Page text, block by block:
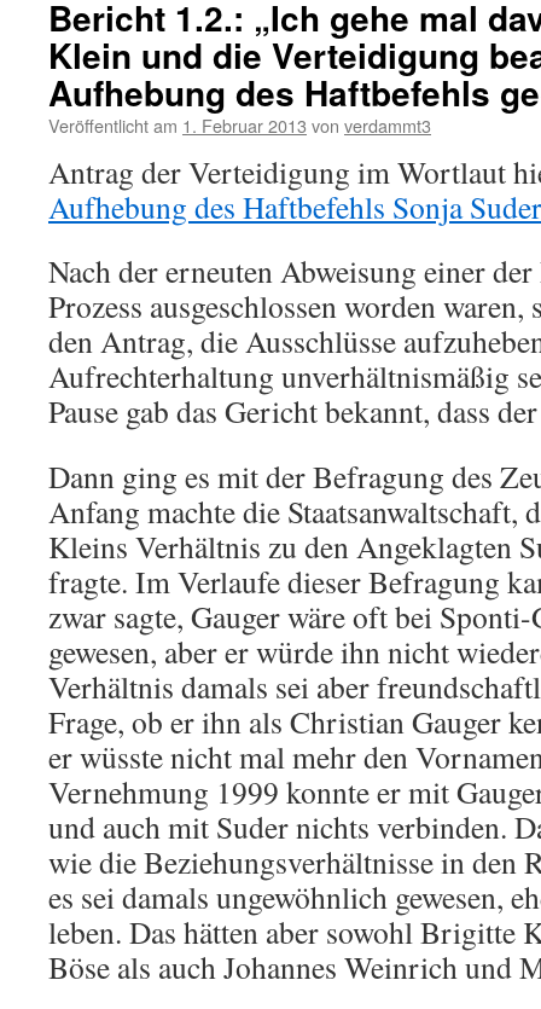
Bericht 1.2.: „Ich gehe mal
Klein und die Verteidigung
Aufhebung des Haftbefehls
Veröffentlicht am 1. Februar 2013 von verdammt3
Antrag der Verteidigung im Wortlaut
Aufhebung des Haftbefehls Sonja
Nach der erneuten Abweisung einer
Prozess ausgeschlossen worden
den Antrag, die Ausschlüsse
Aufrechterhaltung unverhältnismäßig
Pause gab das Gericht bekannt, dass
Dann ging es mit der Befragung des
Anfang machte die Staatsanwaltschaft,
Kleins Verhältnis zu den Angeklagten
fragte. Im Verlaufe dieser Befragung
zwar sagte, Gauger wäre oft bei
gewesen, aber er würde ihn nicht
Verhältnis damals sei aber
Frage, ob er ihn als Christian Gauger
er wüsste nicht mal mehr den
Vernehmung 1999 konnte er mit
und auch mit Suder nichts verbinden.
wie die Beziehungsverhältnisse in den
es sei damals ungewöhnlich gewesen,
leben. Das hätten aber sowohl
Böse als auch Johannes Weinrich und